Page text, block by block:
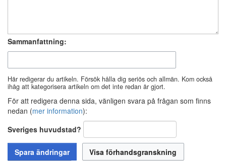
Sammanfattning:
Här redigerar du artikeln. Försök hålla dig seriös och allmän. Kom också
ihåg att kategorisera artikeln om det inte redan är gjort.
För att redigera denna sida, vänligen svara på frågan som finns
nedan (mer information):
Sveriges huvudstad?